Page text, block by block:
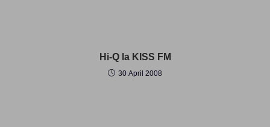
Hi-Q la KISS FM
30 April 2008